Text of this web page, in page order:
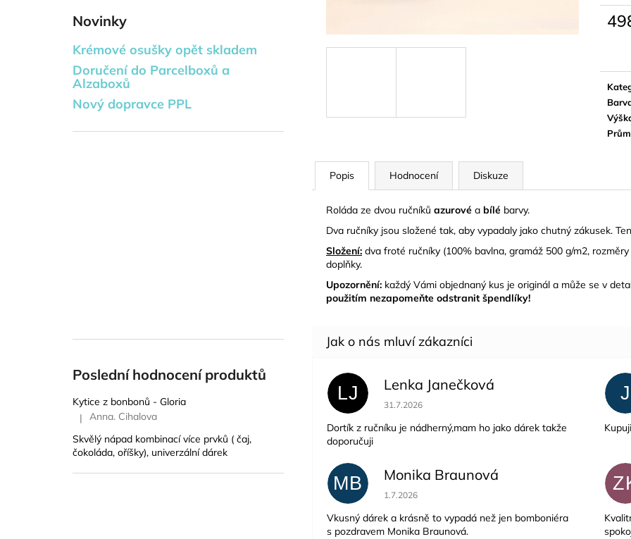
Novinky
Krémové osušky opět skladem
Doručení do Parcelboxů a
Alzaboxů
Nový dopravce PPL
Poslední hodnocení produktů
Kytice z bonbonů - Gloria
Hodnocení produktu je 5 z 5 hvězdiček.
|
Anna. Cihalova
Skvělý nápad kombinací více prvků ( čaj,
čokoláda, oříšky), univerzální dárek
Popis Hodnocení Diskuze
Roláda ze dvou ručníků azurové a bílé barvy.
Dva ručníky jsou složené tak, aby vypadaly jako chutný zákusek.
Složení: dva froté ručníky (100% bavlna, gramáž 500 g/m2,
doplňky.
Upozornění: každý Vámi objednaný kus je originál a může se v
použitím nezapomeňte odstranit špendlíky!
LJ Lenka Janečková
Hodnocení obchodu je 5 z 5 hvězdiček.
31.7.2026
Dortík z ručníku je nádherný,mam ho jako dárek takže
doporučuji
J
MB Monika Braunová
Hodnocení obchodu je 5 z 5 hvězdiček.
1.7.2026
Vkusný dárek a krásně to vypadá než jen bomboniéra
s pozdravem Monika Braunová.
MARK
579 Kč